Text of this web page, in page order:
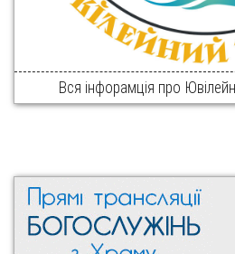
Вся інфорамція про